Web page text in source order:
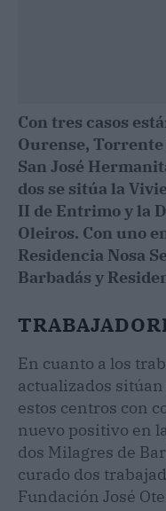
Con tres casos
Ourense,
San José
dos se sitúa la
II de Entrimo y la
Oleiros. Con uno
Residencia Nosa
Barbadás y
En cuanto a los
actualizados
estos centros con
nuevo positivo en
dos Milagres de
curado dos
Fundación José